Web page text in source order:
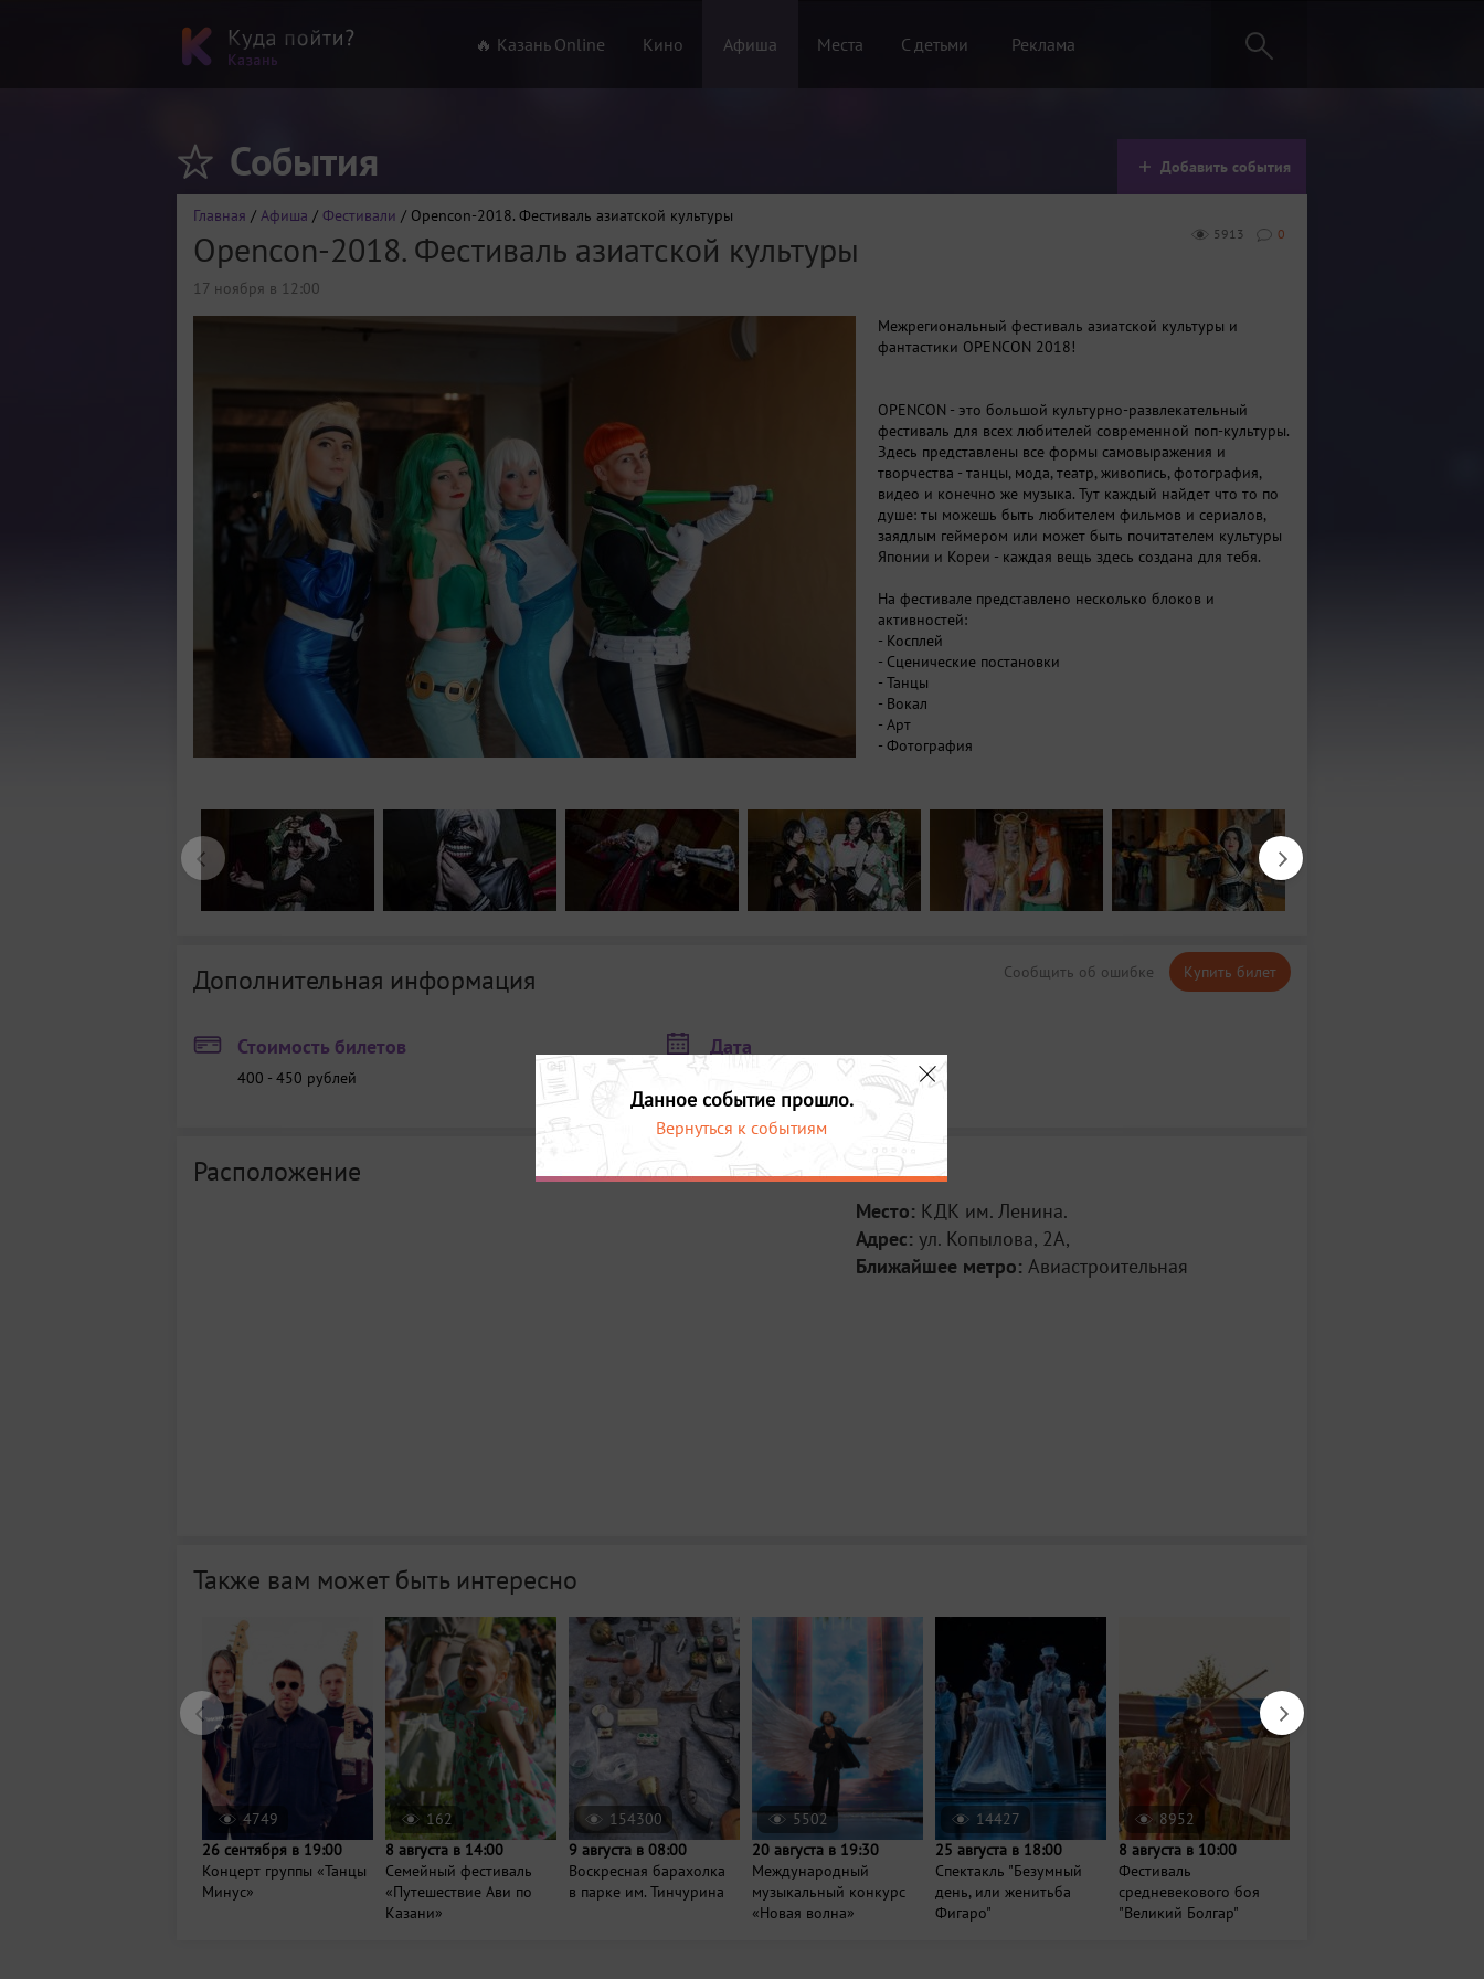
🔥 Казань Online Кино Афиша Места С детьми Реклама
События Добавить события
Главная / Афиша / Фестивали / Opencon-2018. Фестиваль азиатской культуры
0
5913
Opencon-2018. Фестиваль азиатской культуры
17 ноября в 12:00
Межрегиональный фестиваль азиатской культуры и
фантастики OPENCON 2018!
OPENCON - это большой культурно-развлекательный
фестиваль для всех любителей современной поп-культуры.
Здесь представлены все формы самовыражения и
творчества - танцы, мода, театр, живопись, фотография,
видео и конечно же музыка. Тут каждый найдет что то по
душе: ты можешь быть любителем фильмов и сериалов,
заядлым геймером или может быть почитателем культуры
Японии и Кореи - каждая вещь здесь создана для тебя.
На фестивале представлено несколько блоков и
активностей:
- Косплей
- Сценические постановки
- Танцы
- Вокал
- Арт
- Фотография
- Мастер-классы
- Маркет
Тема фестиваля этого года: Супергерои
Сообщить об ошибке Купить билет
Дополнительная информация
Стоимость билетов
400 - 450 рублей
Дата
Расположение
Место: КДК им. Ленина.
Адрес: ул. Копылова, 2А,
Ближайшее метро: Авиастроительная
Также вам может быть интересно
4749
26 сентября в 19:00
Концерт группы «Танцы
Минус»
162
8 августа в 14:00
Семейный фестиваль
«Путешествие Ави по
Казани»
154300
9 августа в 08:00
Воскресная барахолка
в парке им. Тинчурина
5502
20 августа в 19:30
Международный
музыкальный конкурс
«Новая волна»
14427
25 августа в 18:00
Спектакль "Безумный
день, или женитьба
Фигаро"
8952
8 августа в 10:00
Фестиваль
средневекового боя
"Великий Болгар"
Данное событие прошло.
Вернуться к событиям